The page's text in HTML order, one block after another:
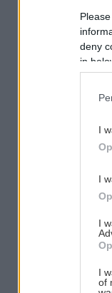
deny
in
I
I
I
I
of